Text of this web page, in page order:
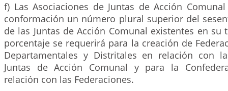
f) Las Asociaciones de Juntas de Acción
conformación un número plural superior del
de las Juntas de Acción Comunal existentes en
porcentaje se requerirá para la creación de
Departamentales y Distritales en relación con
Juntas de Acción Comunal y para la
relación con las Federaciones.